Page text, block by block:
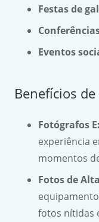
Festas de
Eventos
Benefícios
Fotógrafos
experiência
momentos
Fotos de
fotos nítidas